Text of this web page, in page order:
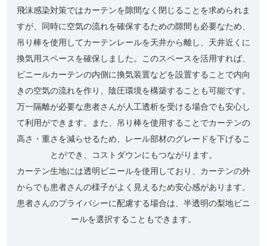
飛沫感染対策ではカーテンを隙間なく閉じることを求められま
すが、同時に空気の流れを確保するための隙間も必要なため、
吊り棒を使用してカーテンレールを天井から離し、天井近くに
換気用スペースを確保しました。このスペースを活用すれば、
ビニールカーテンの内側に換気装置などを設置することで内向
きの空気の流れを作り、陰圧環境を構築することも可能です。
万一隔離が必要な患者さんが人工透析を受ける場合でも安心し
て利用ができます。また、吊り棒を使用することでカーテンの
高さ・重さを減らせるため、レール部材のグレードを下げるこ
とができ、コストダウンにもつながります。
カーテン生地には透明ビニールを使用しており、カーテンの外
からでも患者さんの様子がよく見えるため安心感があります。
患者さんのプライバシーに配慮する場合は、半透明の梨地ビニ
ールを選択することもできます。